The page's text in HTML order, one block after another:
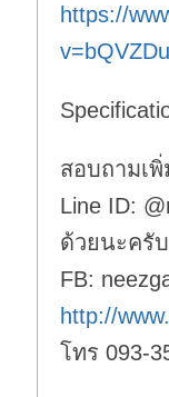
https://
สอบถามเพิ่
Line ID:
ด้วยนะครั
FB:
http://
โทร 093-